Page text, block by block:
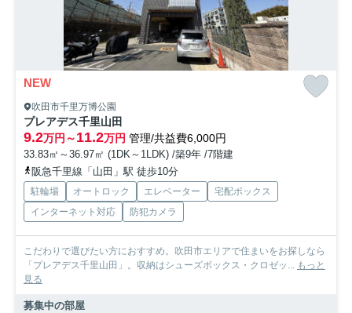
NEW
吹田市千里万博公園
プレアデス千里山田
9.2万円～11.2万円 管理/共益費6,000円
33.83㎡～36.97㎡ (1DK～1LDK) /築9年 /7階建
阪急千里線「山田」駅 徒歩10分
駐輪場 オートロック エレベーター
宅配ボックス
インターネット対応
防犯カメラ
こだわりで選びたい方におすすめ。吹田市エリアで住まいをお探しなら
「プレアデス千里山田」。収納はシューズボックス・クロゼッ... もっと
見る
募集中の部屋